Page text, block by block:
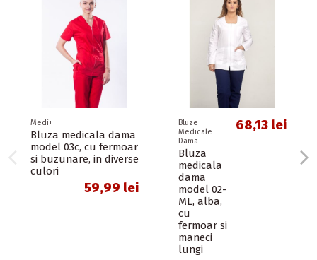
Medi+
Bluza medicala dama
model 03c, cu fermoar
si buzunare, in diverse
culori
59,99 lei
Bluze
Medicale
Dama
Bluza
medicala
dama
model 02-
ML, alba,
cu
fermoar si
maneci
lungi
68,13 lei